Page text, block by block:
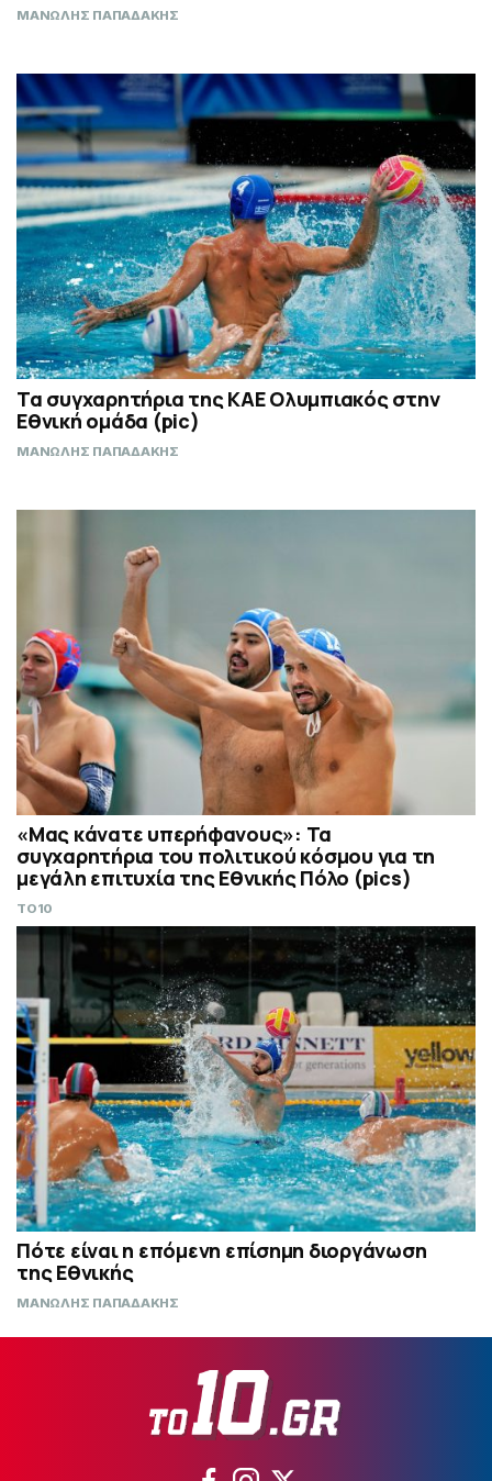
ΜΑΝΩΛΗΣ ΠΑΠΑΔΑΚΗΣ
Τα συγχαρητήρια της ΚΑΕ Ολυμπιακός στην
Εθνική ομάδα (pic)
ΜΑΝΩΛΗΣ ΠΑΠΑΔΑΚΗΣ
«Μας κάνατε υπερήφανους»: Τα
συγχαρητήρια του πολιτικού κόσμου για τη
μεγάλη επιτυχία της Εθνικής Πόλο (pics)
TO10
Πότε είναι η επόμενη επίσημη διοργάνωση
της Εθνικής
ΜΑΝΩΛΗΣ ΠΑΠΑΔΑΚΗΣ